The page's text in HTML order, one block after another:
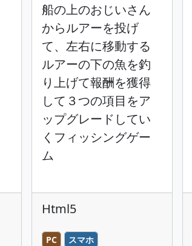
船の上のおじいさん
からルアーを投げ
て、左右に移動する
ルアーの下の魚を釣
り上げて報酬を獲得
して３つの項目をア
ップグレードしてい
くフィッシングゲー
ム
Html5
PC スマホ